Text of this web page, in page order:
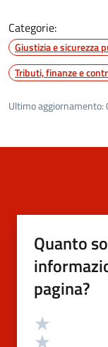
Categorie:
Giustizia e sicurezza
Tributi, finanze e
Ultimo aggiornamento:
Quanto
pagina?
Valutazione